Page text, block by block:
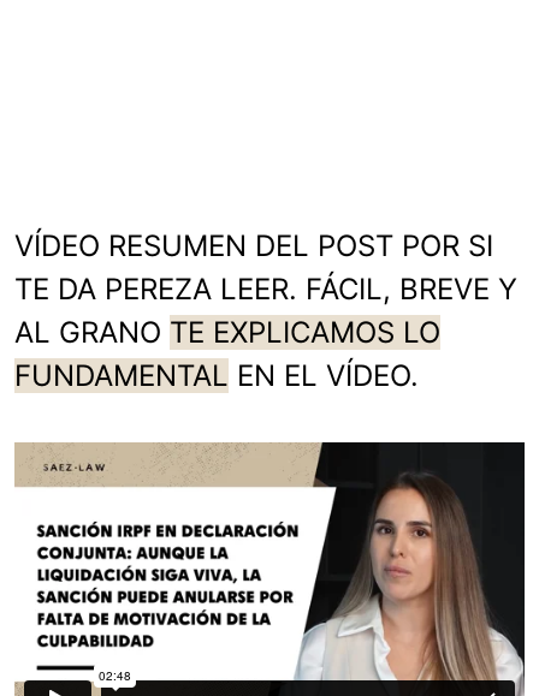
VÍDEO RESUMEN DEL POST POR SI
TE DA PEREZA LEER. FÁCIL, BREVE Y
AL GRANO TE EXPLICAMOS LO
FUNDAMENTAL EN EL VÍDEO.